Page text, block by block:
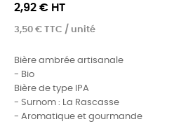
2,92 € HT
3,50 € TTC / unité
Bière ambrée artisanale
- Bio
Bière de type IPA
- Surnom : La Rascasse
- Aromatique et gourmande